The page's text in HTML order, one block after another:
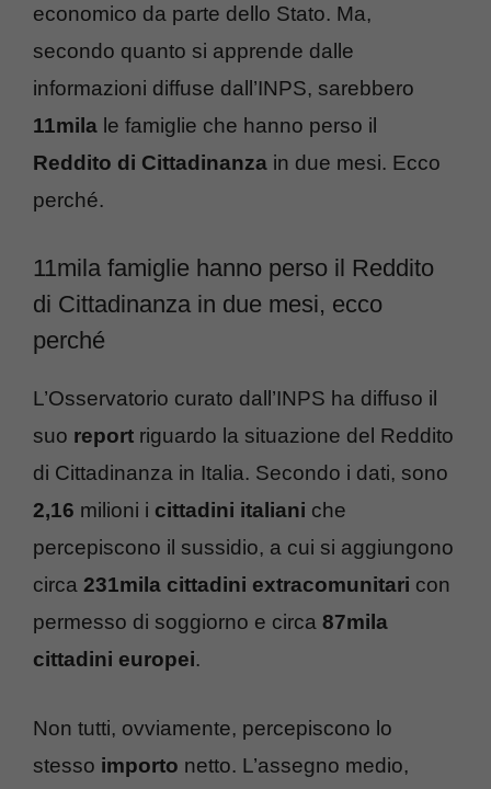
economico da parte dello Stato. Ma,
secondo quanto si apprende dalle
informazioni diffuse dall’INPS, sarebbero
11mila le famiglie che hanno perso il
Reddito di Cittadinanza in due mesi. Ecco
perché.
11mila famiglie hanno perso il Reddito
di Cittadinanza in due mesi, ecco
perché
L’Osservatorio curato dall’INPS ha diffuso il
suo report riguardo la situazione del Reddito
di Cittadinanza in Italia. Secondo i dati, sono
2,16 milioni i cittadini italiani che
percepiscono il sussidio, a cui si aggiungono
circa 231mila cittadini extracomunitari con
permesso di soggiorno e circa 87mila
cittadini europei.
Non tutti, ovviamente, percepiscono lo
stesso importo netto. L’assegno medio,